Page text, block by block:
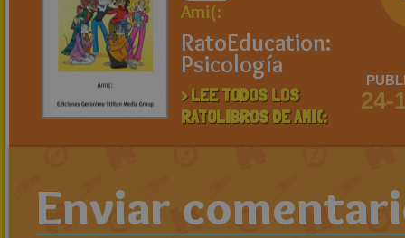
Ami(:
RatoEducation:
Psicología
> LEE TODOS LOS
RATOLIBROS DE AMI(:
24-
Enviar